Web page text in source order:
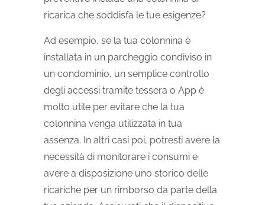
ricarica che soddisfa le tue esigenze?
Ad esempio, se la tua colonnina è
installata in un parcheggio condiviso in
un condominio, un semplice controllo
degli accessi tramite tessera o App è
molto utile per evitare che la tua
colonnina venga utilizzata in tua
assenza. In altri casi poi, potresti avere la
necessità di monitorare i consumi e
avere a disposizione uno storico delle
ricariche per un rimborso da parte della